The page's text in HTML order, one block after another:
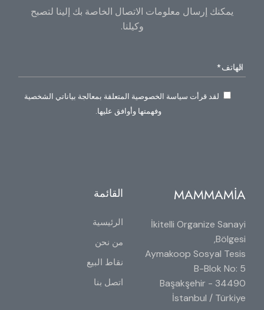
يمكنك إرسال معلومات الاتصال الخاصة بك إلينا لتصبح
وكيلنا.
لقد قرأت سياسة الخصوصية المتعلقة بمعالجة بياناتي الشخصية
وفهمتها وأوافق عليها.
MAMMAMİA
İkitelli Organize Sanayi
Bölgesi,
Aymakoop Sosyal Tesis
B-Blok No: 5
34490 Başakşehir -
İstanbul / Türkiye
القائمة
الرئيسية
من نحن
نقاط البيع
اتصل بنا